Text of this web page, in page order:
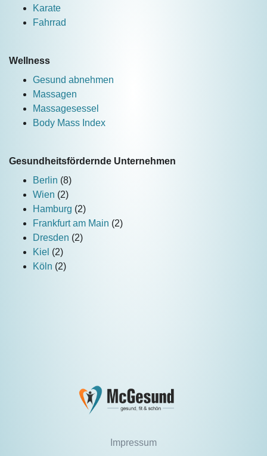
Karate
Fahrrad
Wellness
Gesund abnehmen
Massagen
Massagesessel
Body Mass Index
Gesundheitsfördernde Unternehmen
Berlin (8)
Wien (2)
Hamburg (2)
Frankfurt am Main (2)
Dresden (2)
Kiel (2)
Köln (2)
Impressum